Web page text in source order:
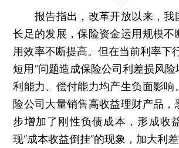
报告指出，改革开放以来，我
长足的发展，保险资金运用规模不
用效率不断提高。但在当前利率下
短用”问题造成保险公司利差损风险
利能力、偿付能力均产生负面影响
险公司大量销售高收益理财产品，
步增加了刚性负债成本，形成收
现“成本收益倒挂”的现象，加大利差